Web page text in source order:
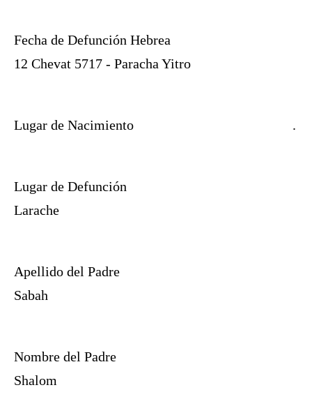
Fecha de Defunción Hebrea
12 Chevat 5717 - Paracha Yitro
Lugar de Nacimiento .
Lugar de Defunción
Larache
Apellido del Padre
Sabah
Nombre del Padre
Shalom